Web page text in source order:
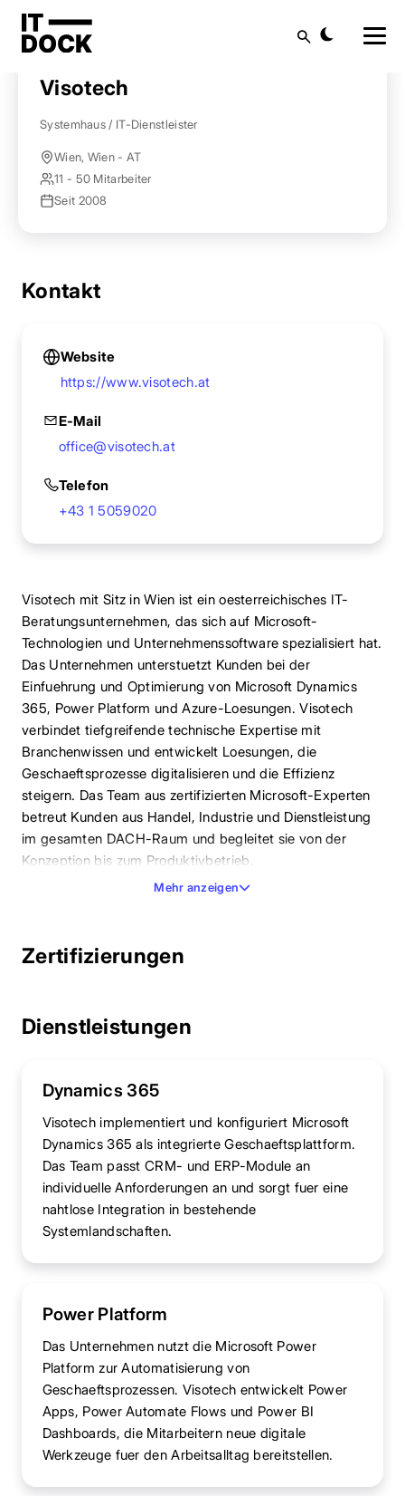
Startseite Anbieter finden
Visotech
Systemhaus / IT-Dienstleister
Wien, Wien - AT
11 - 50 Mitarbeiter
Seit 2008
Kontakt
Website
https://www.visotech.at
E-Mail
office@visotech.at
Telefon
+43 1 5059020
Visotech mit Sitz in Wien ist ein oesterreichisches IT-
Beratungsunternehmen, das sich auf Microsoft-
Technologien und Unternehmenssoftware spezialisiert hat.
Das Unternehmen unterstuetzt Kunden bei der
Einfuehrung und Optimierung von Microsoft Dynamics
365, Power Platform und Azure-Loesungen. Visotech
verbindet tiefgreifende technische Expertise mit
Branchenwissen und entwickelt Loesungen, die
Geschaeftsprozesse digitalisieren und die Effizienz
steigern. Das Team aus zertifizierten Microsoft-Experten
betreut Kunden aus Handel, Industrie und Dienstleistung
im gesamten DACH-Raum und begleitet sie von der
Konzeption bis zum Produktivbetrieb.
Mehr anzeigen
Zertifizierungen
Dienstleistungen
Dynamics 365
Visotech implementiert und konfiguriert Microsoft
Dynamics 365 als integrierte Geschaeftsplattform.
Das Team passt CRM- und ERP-Module an
individuelle Anforderungen an und sorgt fuer eine
nahtlose Integration in bestehende
Systemlandschaften.
Power Platform
Das Unternehmen nutzt die Microsoft Power
Platform zur Automatisierung von
Geschaeftsprozessen. Visotech entwickelt Power
Apps, Power Automate Flows und Power BI
Dashboards, die Mitarbeitern neue digitale
Werkzeuge fuer den Arbeitsalltag bereitstellen.